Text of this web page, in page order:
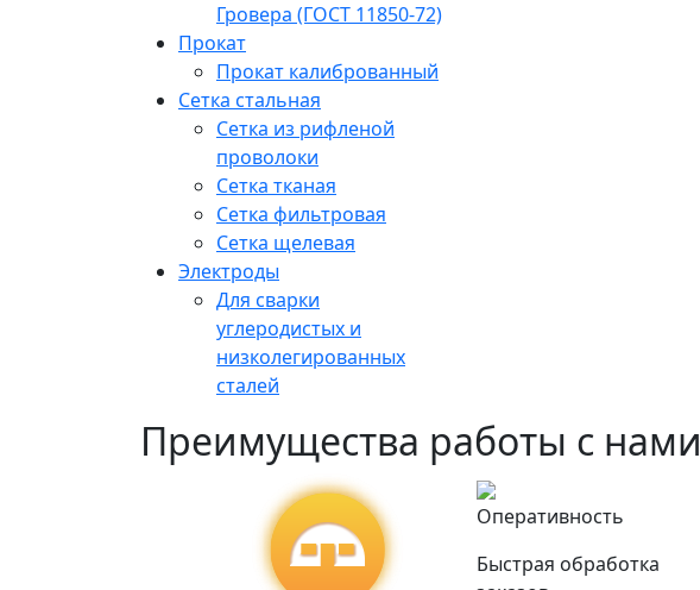
Гровера (ГОСТ 11850-72)
Прокат
Прокат калиброванный
Сетка стальная
Сетка из рифленой
проволоки
Сетка тканая
Сетка фильтровая
Сетка щелевая
Электроды
Для сварки
углеродистых и
низколегированных
сталей
Преимущества работы с нами
Оперативность
Быстрая обработка